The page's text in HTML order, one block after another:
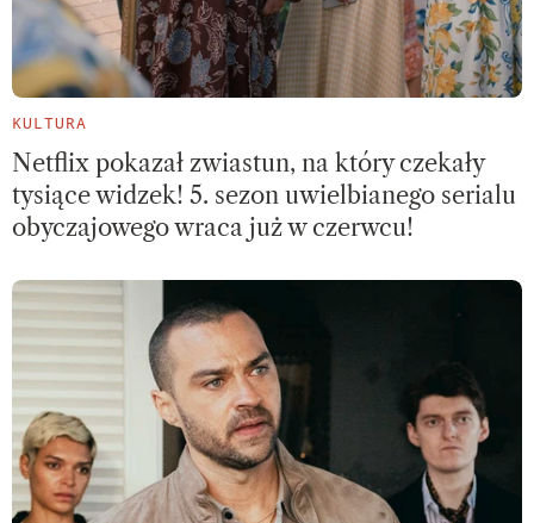
KULTURA
Netflix pokazał zwiastun, na który czekały
tysiące widzek! 5. sezon uwielbianego serialu
obyczajowego wraca już w czerwcu!